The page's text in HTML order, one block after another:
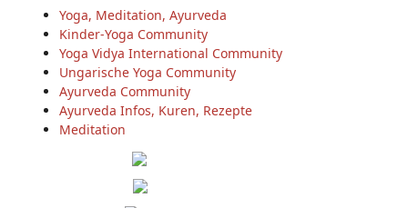
Yoga, Meditation, Ayurveda
Kinder-Yoga Community
Yoga Vidya International Community
Ungarische Yoga Community
Ayurveda Community
Ayurveda Infos, Kuren, Rezepte
Meditation